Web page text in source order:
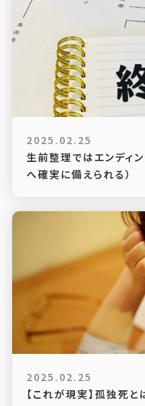
2025.02.25
生前整理ではエンディン
へ確実に備えられる）
2025.02.25
【これが現実】孤独死